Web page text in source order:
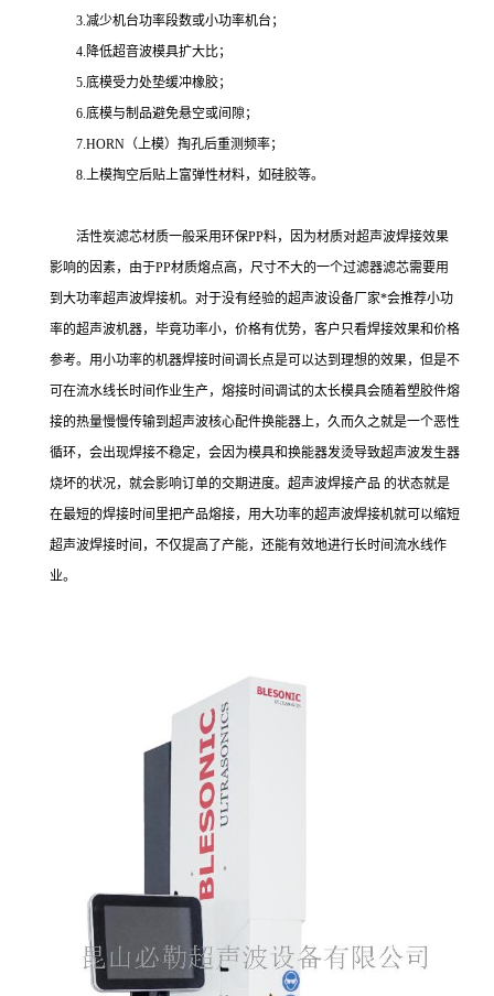
3.减少机台功率段数或小功率机台；
4.降低超音波模具扩大比；
5.底模受力处垫缓冲橡胶；
6.底模与制品避免悬空或间隙；
7.HORN（上模）掏孔后重测频率；
8.上模掏空后贴上富弹性材料，如硅胶等。
活性炭滤芯材质一般采用环保PP料，因为材质对超声波焊接效果
影响的因素，由于PP材质熔点高，尺寸不大的一个过滤器滤芯需要用
到大功率超声波焊接机。对于没有经验的超声波设备厂家*会推荐小功
率的超声波机器，毕竟功率小，价格有优势，客户只看焊接效果和价格
参考。用小功率的机器焊接时间调长点是可以达到理想的效果，但是不
可在流水线长时间作业生产，熔接时间调试的太长模具会随着塑胶件熔
接的热量慢慢传输到超声波核心配件换能器上，久而久之就是一个恶性
循环，会出现焊接不稳定，会因为模具和换能器发烫导致超声波发生器
烧坏的状况，就会影响订单的交期进度。超声波焊接产品 的状态就是
在最短的焊接时间里把产品熔接，用大功率的超声波焊接机就可以缩短
超声波焊接时间，不仅提高了产能，还能有效地进行长时间流水线作
业。